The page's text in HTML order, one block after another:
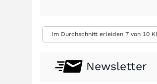
Im Durchschnitt erleiden 7 von 10
Newsletter